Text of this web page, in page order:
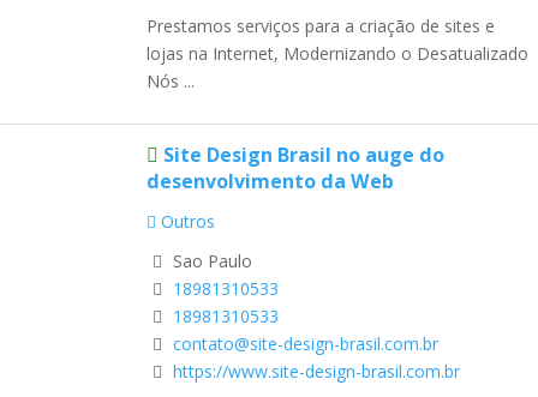
Prestamos serviços para a criação de sites e
lojas na Internet, Modernizando o Desatualizado
Nós ...
Site Design Brasil no auge do
desenvolvimento da Web
Outros
Sao Paulo
18981310533
18981310533
contato@site-design-brasil.com.br
https://www.site-design-brasil.com.br